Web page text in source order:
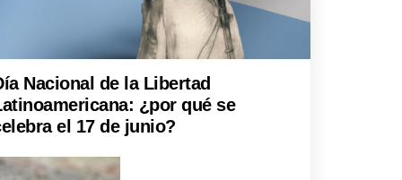
Nacional de la Libertad
¿por qué se
el 17 de junio?